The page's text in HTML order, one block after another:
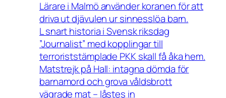
Lärare i Malmö använder koranen för att
driva ut djävulen ur sinnesslöa barn.
L snart historia i Svensk riksdag
”Journalist” med kopplingar till
terroriststämplade PKK skall få åka hem.
Matstrejk på Hall: intagna dömda för
barnamord och grova våldsbrott
vägrade mat – låstes in